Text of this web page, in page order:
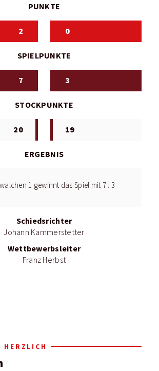
PUNKTE
2 0
SPIELPUNKTE
7 3
STOCKPUNKTE
20 19
ERGEBNIS
1 gewinnt das Spiel mit 7 : 3
Schiedsrichter
Johann Kammerstetter
Wettbewerbsleiter
Franz Herbst
HERZLICH